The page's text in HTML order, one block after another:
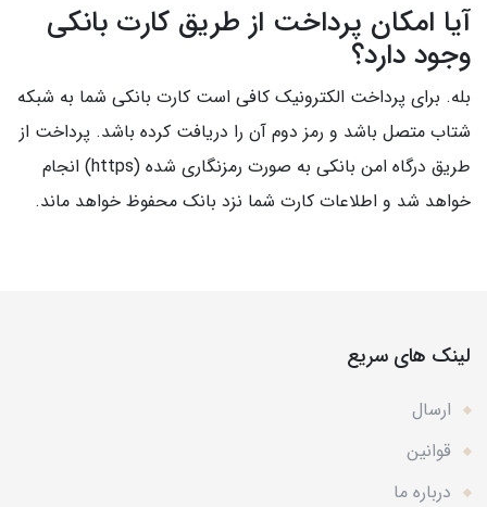
آیا امکان پرداخت از طریق کارت بانکی
وجود دارد؟
بله. برای پرداخت الکترونیک کافی است کارت بانکی شما به شبکه
شتاب متصل باشد و رمز دوم آن را دریافت کرده باشد. پرداخت از
طریق درگاه امن بانکی به صورت رمزنگاری شده (https) انجام
خواهد شد و اطلاعات کارت شما نزد بانک محفوظ خواهد ماند.
لینک های سریع
ارسال
قوانین
درباره ما